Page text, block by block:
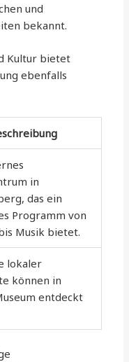
und
bekannt.
Kultur bietet
ebenfalls
in
das ein
Programm von
Musik bietet.
lokaler
können in
entdeckt